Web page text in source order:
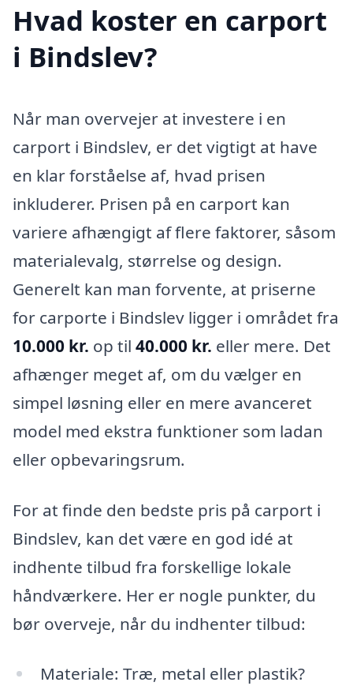
Hvad koster en carport
i Bindslev?
Når man overvejer at investere i en
carport i Bindslev, er det vigtigt at have
en klar forståelse af, hvad prisen
inkluderer. Prisen på en carport kan
variere afhængigt af flere faktorer, såsom
materialevalg, størrelse og design.
Generelt kan man forvente, at priserne
for carporte i Bindslev ligger i området fra
10.000 kr. op til 40.000 kr. eller mere. Det
afhænger meget af, om du vælger en
simpel løsning eller en mere avanceret
model med ekstra funktioner som ladan
eller opbevaringsrum.
For at finde den bedste pris på carport i
Bindslev, kan det være en god idé at
indhente tilbud fra forskellige lokale
håndværkere. Her er nogle punkter, du
bør overveje, når du indhenter tilbud:
Materiale: Træ, metal eller plastik?